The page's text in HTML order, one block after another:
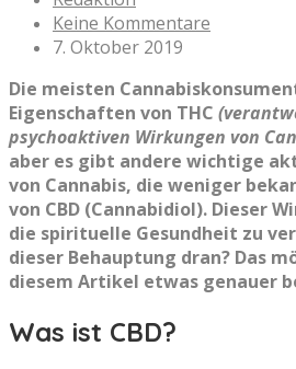
Keine Kommentare
7. Oktober 2019
Die meisten
Eigenschaften von THC
psychoaktiven Wirkungen von
aber es gibt andere wichtige
von Cannabis, die weniger
von CBD (Cannabidiol). Dieser
die spirituelle Gesundheit zu
dieser Behauptung dran? Das
diesem Artikel etwas genauer
Was ist CBD?